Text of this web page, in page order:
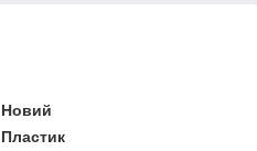
Новий
Пластик